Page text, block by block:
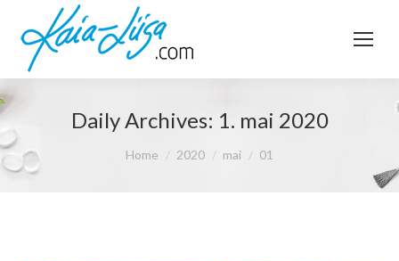
Daily Archives: 1. mai 2020
You are here:
Home 2020 mai 01